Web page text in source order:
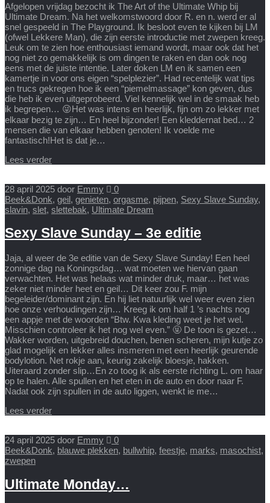
Afgelopen vrijdag bezocht ik The Art of the Ultimate Whip bij
Ultimate Dream. Na het welkomstwoord door R. en n. werd er al
snel gespeeld in The Playground. Ik besloot even te kijken bij LM
(ofwel Lekkere Man), die zijn eerste introductie met zwepen kreeg.
Leuk om te zien hoe enthousiast iemand wordt, maar ook dat het
nog niet zo gemakkelijk is om dingen te raken en dan ook nog
eens met de juiste intentie. Later doken LM en ik samen een
kamertje in voor ons eigen “spelplezier”. Had recentelijk wat tips
en trucs gekregen hoe ik een “piemelmassage” kon geven, dus
die heb ik even uitgeprobeerd. Viel kennelijk wel in de smaak heb
ik begrepen… 😜Het was intens en heerlijk, fijn om zo lekker met
elkaar bezig te zijn… En heel bijzonder! Een kleddernat bed… 2
mensen die van elkaar hebben genoten! Ik voelde me
fantastisch!Het is dat je…
Lees verder
28 april 2025 door Emmy
0
Beek&Donk, geil, genieten, orgasme, pijpen, Sexy Slave Sunday,
slavin, slet, slettebak, Ultimate Dream
Sexy Slave Sunday – 3e editie
Jaja, al weer de 3e editie van de Sexy Slave Sunday! Een heel
zonnige dag na Koningsdag… wat moeten we hiervan gaan
verwachten. Het was helaas wat minder druk, maar… het was
zeker niet minder heet en geil… Dit keer zou F. mijn
begeleider/dominant zijn. En hij liet natuurlijk wel weer even zien
hoe onze verhoudingen zijn… Kreeg ik om half 1 ’s nachts nog
een appje met de woorden “Btw. Kwa kleding weet je het wel.
Misschien controleer ik het nog wel even.” 🤬 De toon is gezet…
Wakker worden, uitgebreid douchen, benen scheren, mijn kutje zo
glad mogelijk en lekker alles insmeren met een heerlijk geurende
bodylotion. Net rokje aan, keurig zakelijk bloesje, hakken.
Uiteraard zonder slip…En zo toog ik als eerste richting L. om haar
op te halen. Alle spullen en het eten in de auto en door naar F.
Nadat ook zijn spullen in de auto liggen, wenkt ie me…
Lees verder
24 april 2025 door Emmy
0
Beek&Donk, blauwe plekken, bullwhip, feestje, marks, masochist,
zwepen
Ultimate Monday…